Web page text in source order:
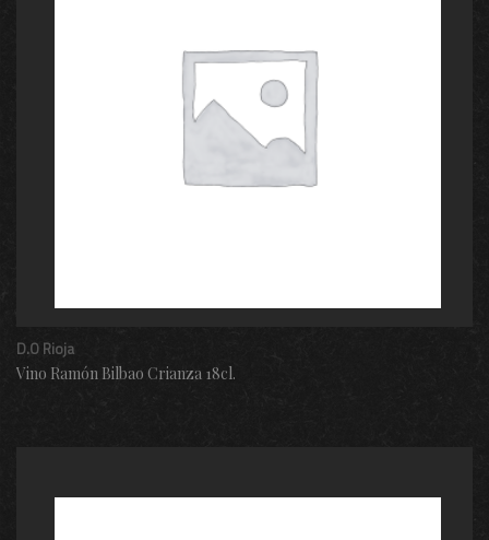
D.O Rioja
Vino Ramón Bilbao Crianza 18cl.